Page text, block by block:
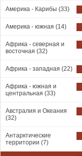
Америка - Карибы (33)
Америка - южная (14)
Африка - северная и
восточная (32)
Африка - западная (22)
Африка - южная и
центральная (33)
Австралия и Океания
(32)
Антарктические
территории (7)